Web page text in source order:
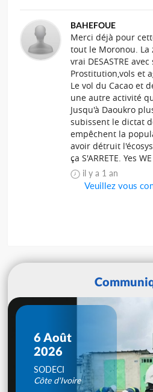
BAHEFOUE
Merci déjà pour
tout le Moronou. La
vrai DESASTRE
Prostitution,vols et
Le vol du Cacao et
une autre activité
Jusqu'à Daoukro
subissent le dictat
empêchent la
avoir détruit
ça S'ARRETE. Yes
il y a 1 an
Veuillez vous
6 Août
2026
SODECI
Côte d'Ivoire